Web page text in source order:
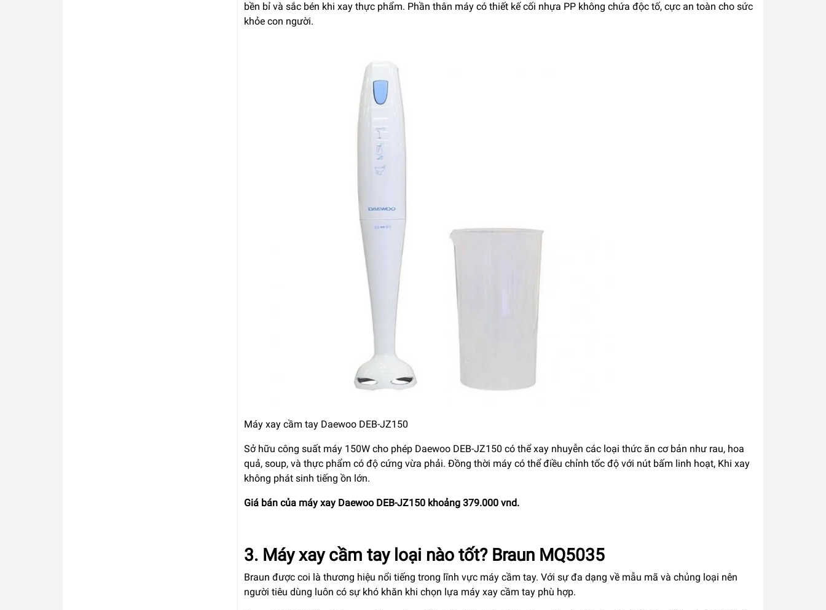
bền bỉ và sắc bén khi xay thực phẩm. Phần thân máy có thiết kế cối nhựa PP không chứa độc tố, cực an toàn cho sức
khỏe con người.
Máy xay cầm tay Daewoo DEB-JZ150
Sở hữu công suất máy 150W cho phép Daewoo DEB-JZ150 có thể xay nhuyễn các loại thức ăn cơ bản như rau, hoa
quả, soup, và thực phẩm có độ cứng vừa phải. Đồng thời máy có thể điều chỉnh tốc độ với nút bấm linh hoạt, Khi xay
không phát sinh tiếng ồn lớn.
Giá bán của máy xay Daewoo DEB-JZ150 khoảng 379.000 vnd.
3. Máy xay cầm tay loại nào tốt? Braun MQ5035
Braun được coi là thương hiệu nổi tiếng trong lĩnh vực máy cầm tay. Với sự đa dạng về mẫu mã và chủng loại nên
người tiêu dùng luôn có sự khó khăn khi chọn lựa máy xay cầm tay phù hợp.